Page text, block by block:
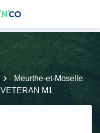
Meurthe-et-Moselle
VETERAN M1